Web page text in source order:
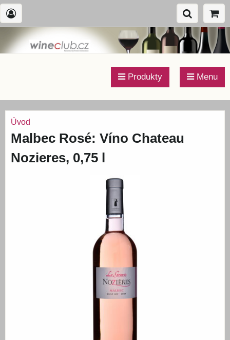
Produkty Menu
Úvod
Malbec Rosé: Víno Chateau
Nozieres, 0,75 l